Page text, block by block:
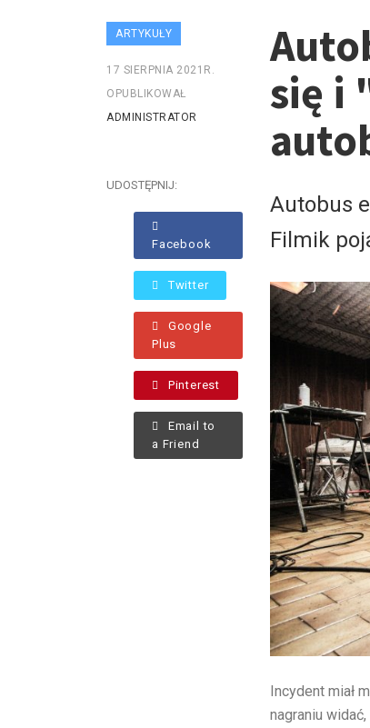
ARTYKUŁY
17 SIERPNIA 2021R.
OPUBLIKOWAŁ
ADMINISTRATOR
UDOSTĘPNIJ:
Facebook
Twitter
Google
Plus
Pinterest
Email to
a Friend
się i
Autobus
Filmik
Incydent miał
nagraniu